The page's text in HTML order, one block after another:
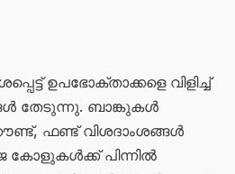
ഉപഭോക്താക്കളെ വിളിച്ച്
തേടുന്നു. ബാങ്കുകൾ
ഫണ്ട് വിശദാംശങ്ങൾ
കോളുകൾക്ക് പിന്നിൽ